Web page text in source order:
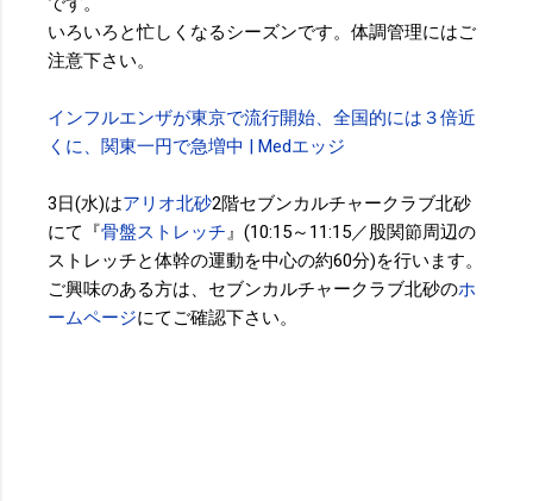
いろいろと忙しくなるシーズンです。体調管理にはご
注意下さい。
インフルエンザが東京で流行開始、全国的には３倍近
くに、関東一円で急増中 | Medエッジ
3日(水)はアリオ北砂2階セブンカルチャークラブ北砂
にて『骨盤ストレッチ 』(10:15～11:15／股関節周辺の
ストレッチと体幹の運動を中心の約60分)を行います。
ご興味のある方は、セブンカルチャークラブ北砂のホ
ームページにてご確認下さい。